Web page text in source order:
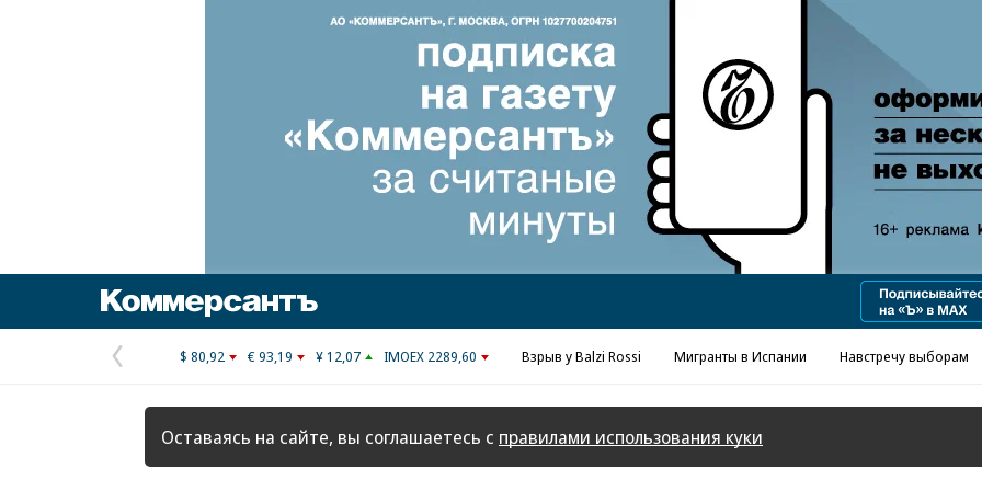
Реклама в «Ъ» www.kommersant.ru/ad
Предыдущая
страница
$ 80,92 € 93,19 ¥ 12,07 IMOEX 2289,60 Взрыв у Balzi Rossi Мигранты в Испании Навстречу выборам
Оставаясь на сайте, вы соглашаетесь с правилами использования куки